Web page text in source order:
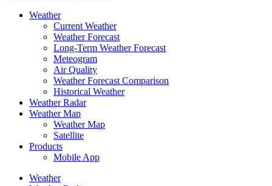
Weather
Current Weather
Weather Forecast
Long-Term Weather Forecast
Meteogram
Air Quality
Weather Forecast Comparison
Historical Weather
Weather Radar
Weather Map
Weather Map
Satellite
Products
Mobile App
Weather